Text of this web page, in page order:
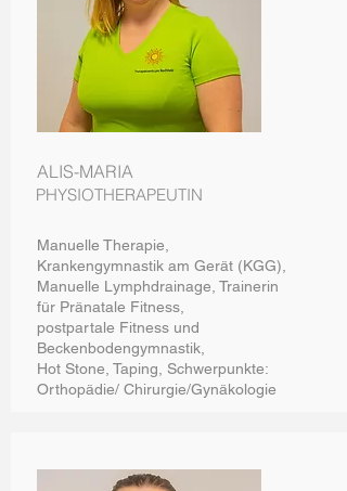
ALIS-MARIA
PHYSIOTHERAPEUTIN
Manuelle Therapie,
Krankengymnastik am Gerät (KGG),
Manuelle Lymphdrainage, Trainerin
für Pränatale Fitness,
postpartale Fitness und
Beckenbodengymnastik,
Hot Stone, Taping, Schwerpunkte:
Orthopädie/ Chirurgie/Gynäkologie